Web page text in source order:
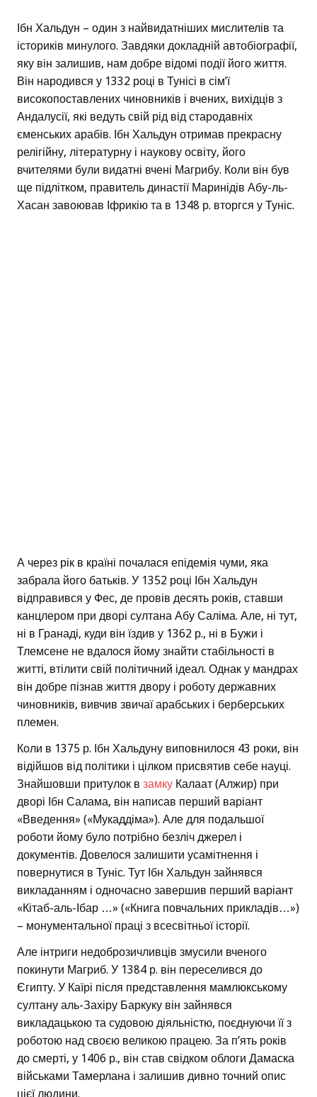
Ібн Хальдун – один з найвидатніших мислителів та
істориків минулого. Завдяки докладній автобіографії,
яку він залишив, нам добре відомі події його життя.
Він народився у 1332 році в Тунісі в сім’ї
високопоставлених чиновників і вчених, вихідців з
Андалусії, які ведуть свій рід від стародавніх
єменських арабів. Ібн Хальдун отримав прекрасну
релігійну, літературну і наукову освіту, його
вчителями були видатні вчені Магрибу. Коли він був
ще підлітком, правитель династії Маринідів Абу-ль-
Хасан завоював Іфрикію та в 1348 р. вторгся у Туніс.
А через рік в країні почалася епідемія чуми, яка
забрала його батьків. У 1352 році Ібн Хальдун
відправився у Фес, де провів десять років, ставши
канцлером при дворі султана Абу Саліма. Але, ні тут,
ні в Гранаді, куди він їздив у 1362 р., ні в Бужи і
Тлемсене не вдалося йому знайти стабільності в
житті, втілити свій політичний ідеал. Однак у мандрах
він добре пізнав життя двору і роботу державних
чиновників, вивчив звичаї арабських і берберських
племен.
Коли в 1375 р. Ібн Хальдуну виповнилося 43 роки, він
відійшов від політики і цілком присвятив себе науці.
Знайшовши притулок в замку Калаат (Алжир) при
дворі Ібн Салама, він написав перший варіант
«Введення» («Мукаддіма»). Але для подальшої
роботи йому було потрібно безліч джерел і
документів. Довелося залишити усамітнення і
повернутися в Туніс. Тут Ібн Хальдун зайнявся
викладанням і одночасно завершив перший варіант
«Кітаб-аль-Ібар …» («Книга повчальних прикладів…»)
– монументальної праці з всесвітньої історії.
Але інтриги недоброзичливців змусили вченого
покинути Магриб. У 1384 р. він переселився до
Єгипту. У Каїрі після представлення мамлюкському
султану аль-Захіру Баркуку він зайнявся
викладацькою та судовою діяльністю, поєднуючи її з
роботою над своєю великою працею. За п’ять років
до смерті, у 1406 р., він став свідком облоги Дамаска
військами Тамерлана і залишив дивно точний опис
цієї людини.